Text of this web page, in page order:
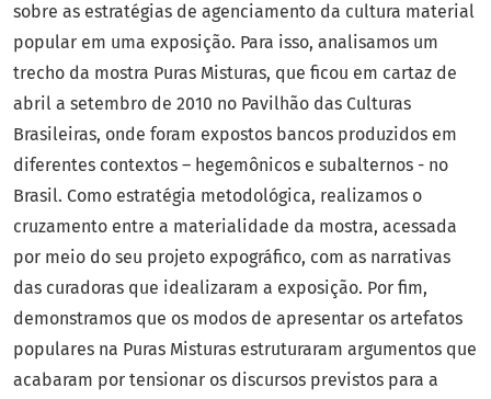
sobre as estratégias de agenciamento da cultura material
popular em uma exposição. Para isso, analisamos um
trecho da mostra Puras Misturas, que ficou em cartaz de
abril a setembro de 2010 no Pavilhão das Culturas
Brasileiras, onde foram expostos bancos produzidos em
diferentes contextos – hegemônicos e subalternos - no
Brasil. Como estratégia metodológica, realizamos o
cruzamento entre a materialidade da mostra, acessada
por meio do seu projeto expográfico, com as narrativas
das curadoras que idealizaram a exposição. Por fim,
demonstramos que os modos de apresentar os artefatos
populares na Puras Misturas estruturaram argumentos que
acabaram por tensionar os discursos previstos para a